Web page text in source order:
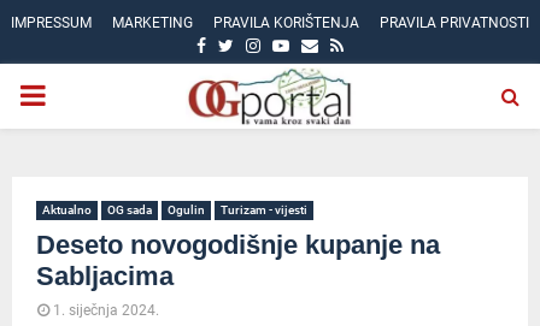
IMPRESSUM MARKETING PRAVILA KORIŠTENJA PRAVILA PRIVATNOSTI
FACEBOOK
TWITTER
INSTAGRAM
YOUTUBE
EMAIL
RSS
PRIMARY
Aktualno OG sada Ogulin Turizam - vijesti
Deseto novogodišnje kupanje na
Sabljacima
1. siječnja 2024.